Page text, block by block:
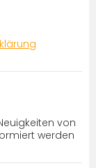
von
werden